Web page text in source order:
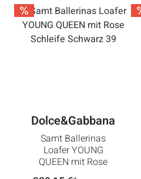
Dolce&Gabbana
Samt Ballerinas
Loafer YOUNG
QUEEN mit Rose
Schleife Schwarz 39